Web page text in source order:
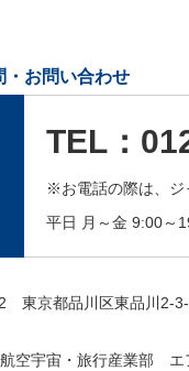
・お問い合わせ
TEL：
※お電話の際は、ジ
平日 月～金 9:00～
東京都品川区東品川2-
空宇宙・旅行産業部 エ